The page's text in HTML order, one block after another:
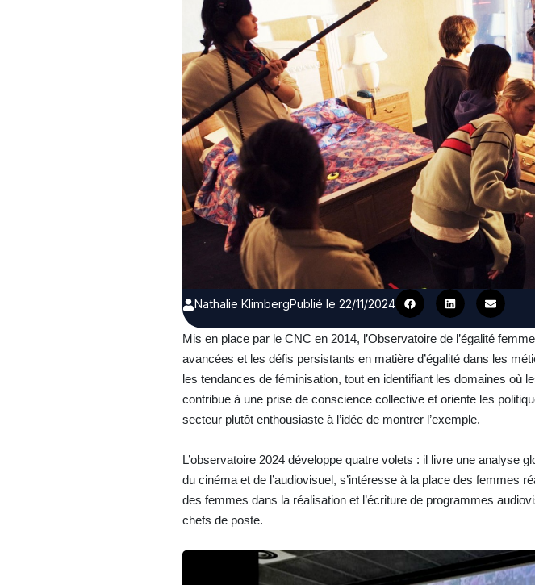
Nathalie KlimbergPublié le 22/11/2024
Mis en place par le CNC en 2014, l’Observatoire de l’égalité
avancées et les défis persistants en matière d’égalité dans les
les tendances de féminisation, tout en identifiant les domaines où
contribue à une prise de conscience collective et oriente les
secteur plutôt enthousiaste à l’idée de montrer l’exemple.
L’observatoire 2024 développe quatre volets : il livre une analyse
du cinéma et de l’audiovisuel, s’intéresse à la place des femmes
des femmes dans la réalisation et l’écriture de programmes
chefs de poste.